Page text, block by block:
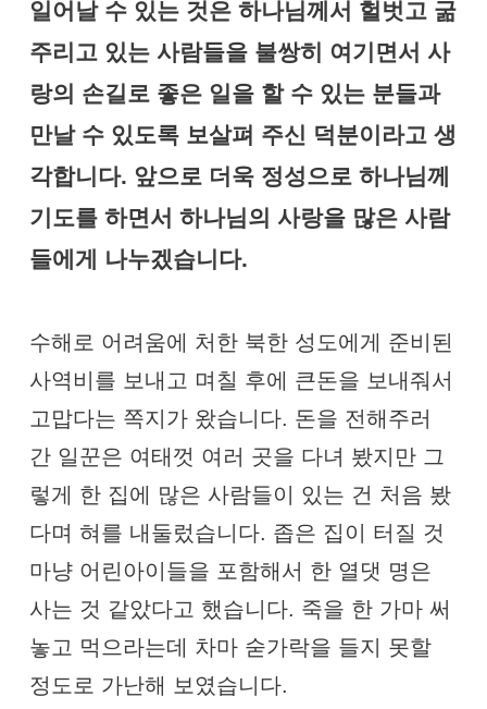
일어날 수 있는 것은 하나님께서 헐벗고 굶
주리고 있는 사람들을 불쌍히 여기면서 사
랑의 손길로 좋은 일을 할 수 있는 분들과
만날 수 있도록 보살펴 주신 덕분이라고 생
각합니다. 앞으로 더욱 정성으로 하나님께
기도를 하면서 하나님의 사랑을 많은 사람
들에게 나누겠습니다.
수해로 어려움에 처한 북한 성도에게 준비된
사역비를 보내고 며칠 후에 큰돈을 보내줘서
고맙다는 쪽지가 왔습니다. 돈을 전해주러
간 일꾼은 여태껏 여러 곳을 다녀 봤지만 그
렇게 한 집에 많은 사람들이 있는 건 처음 봤
다며 혀를 내둘렀습니다. 좁은 집이 터질 것
마냥 어린아이들을 포함해서 한 열댓 명은
사는 것 같았다고 했습니다. 죽을 한 가마 써
놓고 먹으라는데 차마 숟가락을 들지 못할
정도로 가난해 보였습니다.